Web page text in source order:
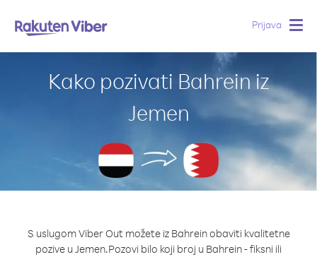
Prijava
Kako pozivati Bahrein iz
Jemen
S uslugom Viber Out možete iz Bahrein obaviti kvalitetne
pozive u Jemen.Pozovi bilo koji broj u Bahrein - fiksni ili